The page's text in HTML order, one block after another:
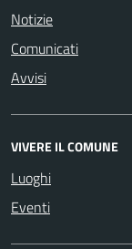
Notizie
Comunicati
Avvisi
VIVERE IL COMUNE
Luoghi
Eventi